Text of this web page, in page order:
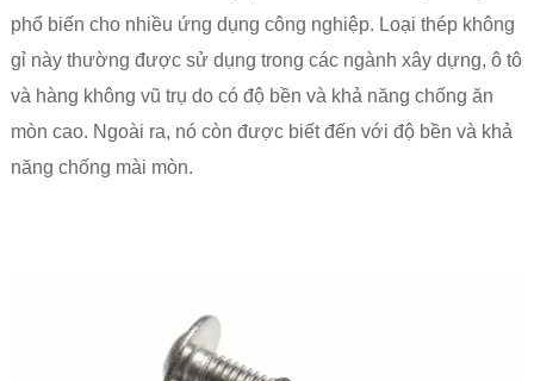
phổ biến cho nhiều ứng dụng công nghiệp. Loại thép không
gỉ này thường được sử dụng trong các ngành xây dựng, ô tô
và hàng không vũ trụ do có độ bền và khả năng chống ăn
mòn cao. Ngoài ra, nó còn được biết đến với độ bền và khả
năng chống mài mòn.